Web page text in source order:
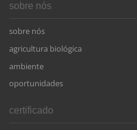
sobre nós
sobre nós
agricultura biológica
ambiente
oportunidades
certificado